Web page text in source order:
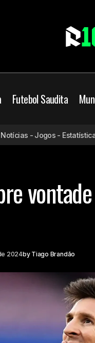
Futebol Saudita
Barcelona MLS
- Jogos - Estatísticas
2024by Tiago Brandão